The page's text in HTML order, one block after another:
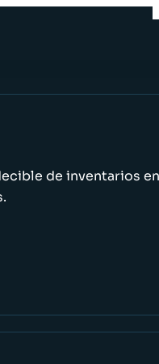
de inventarios en